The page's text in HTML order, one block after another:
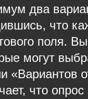
два
что
поля.
могут
«Вариантов
что